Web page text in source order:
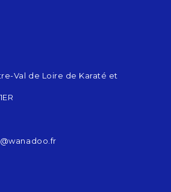
Val de Loire de Karaté et